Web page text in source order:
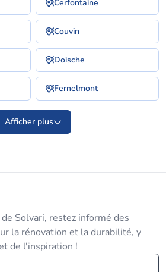
Cerfontaine
Couvin
Doische
Fernelmont
Afficher plus
Solvari, restez informé des
la rénovation et la durabilité, y
de l'inspiration !